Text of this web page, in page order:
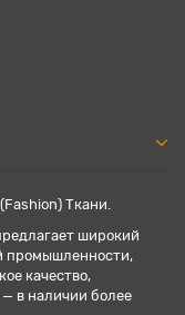
Ткани.
широкий
промышленности,
качество,
— в наличии более